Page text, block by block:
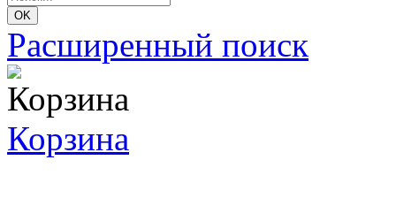
Расширенный поиск
Корзина